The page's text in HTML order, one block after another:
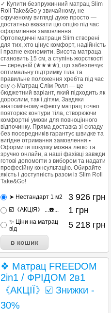
✓ Купити безпружинний матрац Slim
Roll Take&Go у звичайному, не
скрученому вигляді дуже просто —
достатньо вказати цю опцію під час
оформлення замовлення.
Ортопедичні матраци Slim створені
для тих, хто цінує комфорт, надійність
і прагне економити. Висота матраца
становить 15 см, а ступінь жорсткості
— середній (★★★★), що забезпечує
оптимальну підтримку тіла та
правильне положення хребта під час
сну ◇ Матрац Слім Ролл — це
бюджетний варіант, який підходить як
дорослим, так і дітям. Завдяки
анатомічному ефекту матрац точно
повторює контури тіла, створюючи
комфортні умови для повноцінного
відпочинку. Пряма доставка зі складу
без посередників гарантує швидке та
вигідне отримання замовлення ▪︎
Оформити покупку можна легко та
зручно онлайн, а наші фахівці завжди
готові допомогти з вибором та надати
професійну консультацію. Обирайте
якість і доступність разом із Slim Roll
Take&Go!
➤ Нестандарт 1 м2 3 926 грн
☑️《АКЦІЯ》 ...☎️... 1 грн
✨ Ціни на матрац
від
5 218 грн
❖ Матрац FREEDOM
2in1 / ФРІДОМ 2в1
《АКЦІЇ》☑️ Знижки -
30%